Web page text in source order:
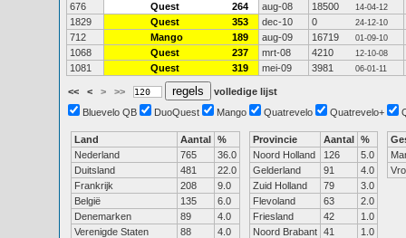
676 Quest 264 aug-08 18500 14-04-12
1829 Quest 353 dec-10 0 24-12-10
712 Mango 189 aug-09 16719 01-09-10
1068 Quest 237 mrt-08 4210 12-10-08
1081 Quest 319 mei-09 3981 06-01-11
<< < > >>
volledige lijst
Bluevelo QB
DuoQuest Mango Quatrevelo Quatrevelo+
Land Aantal %
Nederland
765
36.0
Duitsland
481
22.0
Frankrijk
208
9.0
België
135
6.0
Denemarken
89
4.0
Verenigde Staten
88
4.0
Provincie Aantal %
Noord Holland
126
5.0
Gelderland
91
4.0
Zuid Holland
79
3.0
Flevoland
63
2.0
Friesland
42
1.0
Noord Brabant 41
1.0